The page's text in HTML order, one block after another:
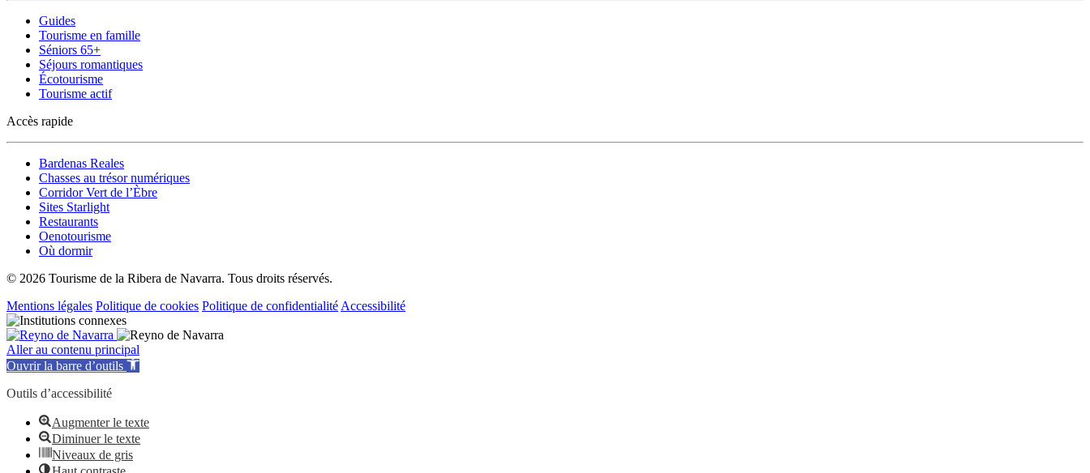
Guides
Tourisme en famille
Séniors 65+
Séjours romantiques
Écotourisme
Tourisme actif
Accès rapide
Bardenas Reales
Chasses au trésor numériques
Corridor Vert de l’Èbre
Sites Starlight
Restaurants
Oenotourisme
Où dormir
© 2026 Tourisme de la Ribera de Navarra. Tous droits réservés.
Mentions légales Politique de cookies Politique de confidentialité Accessibilité
Aller au contenu principal
Ouvrir la barre d’outils
Outils d’accessibilité
Augmenter le texte
Diminuer le texte
Niveaux de gris